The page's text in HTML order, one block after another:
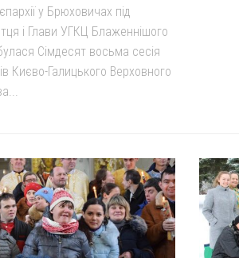
у Брюховичах під
і Глави УГКЦ Блаженнішого
Сімдесят восьма сесія
Києво-Галицького Верховного